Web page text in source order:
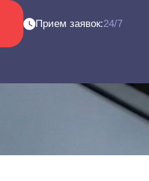
Прием заявок:24/7